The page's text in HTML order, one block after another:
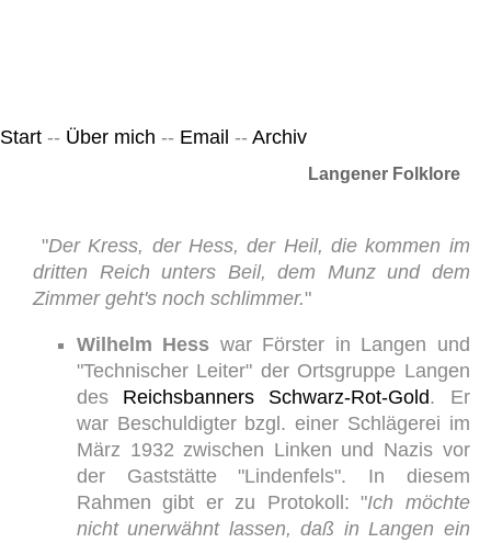
Start -- Über mich -- Email -- Archiv
Langener Folklore
"Der Kress, der Hess, der Heil, die kommen im
dritten Reich unters Beil, dem Munz und dem
Zimmer geht's noch schlimmer."
Wilhelm Hess war Förster in Langen und
"Technischer Leiter" der Ortsgruppe Langen
des Reichsbanners Schwarz-Rot-Gold. Er
war Beschuldigter bzgl. einer Schlägerei im
März 1932 zwischen Linken und Nazis vor
der Gaststätte "Lindenfels". In diesem
Rahmen gibt er zu Protokoll: "Ich möchte
nicht unerwähnt lassen, daß in Langen ein